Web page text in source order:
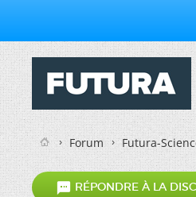
Forum Futura-
 RÉPONDRE À LA